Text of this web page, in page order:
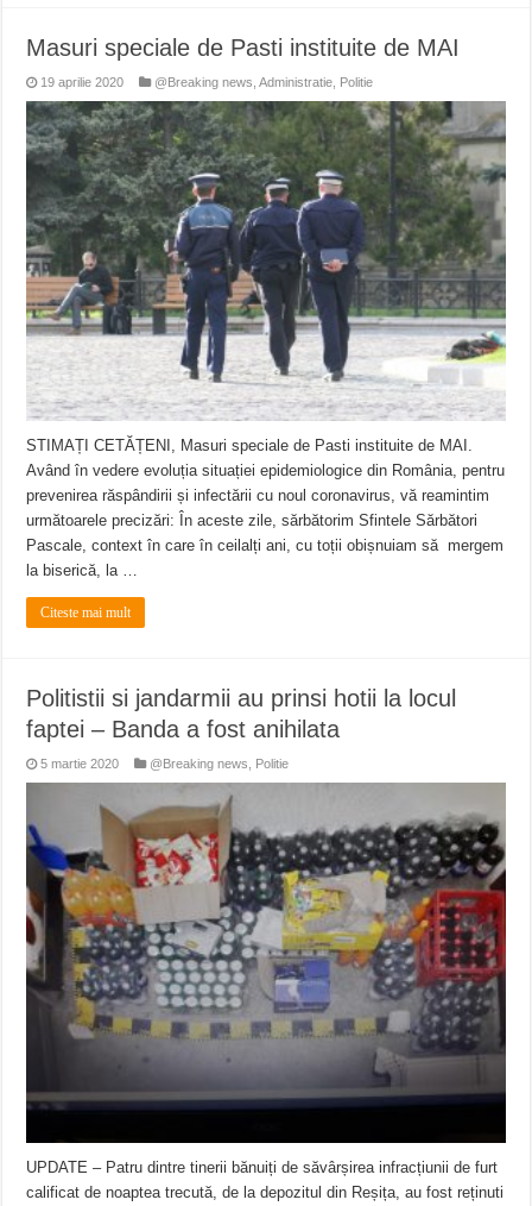
Masuri speciale de Pasti instituite de MAI
19 aprilie 2020 @Breaking news ,Administratie Politie
STIMAȚI CETĂȚENI, Masuri speciale de Pasti instituite de MAI.
Având în vedere evoluția situației epidemiologice din România, pentru
prevenirea răspândirii și infectării cu noul coronavirus, vă reamintim
următoarele precizări: În aceste zile, sărbătorim Sfintele Sărbători
Pascale, context în care în ceilalți ani, cu toții obișnuiam să mergem
la biserică, la …
Citeste mai mult
Politistii si jandarmii au prinsi hotii la locul
faptei – Banda a fost anihilata
5 martie 2020 @Breaking news Politie
UPDATE – Patru dintre tinerii bănuiți de săvârșirea infracțiunii de furt
calificat de noaptea trecută, de la depozitul din Reșița, au fost reținuti